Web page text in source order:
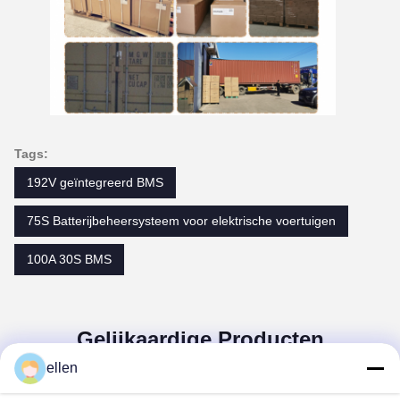
Tags:
192V geïntegreerd BMS
75S Batterijbeheersysteem voor elektrische voertuigen
100A 30S BMS
Gelijkaardige Producten
ellen